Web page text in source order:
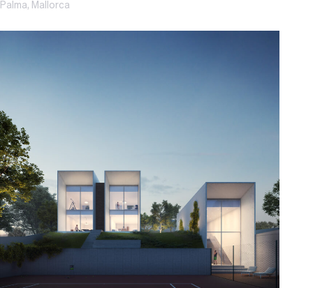
Palma, Mallorca